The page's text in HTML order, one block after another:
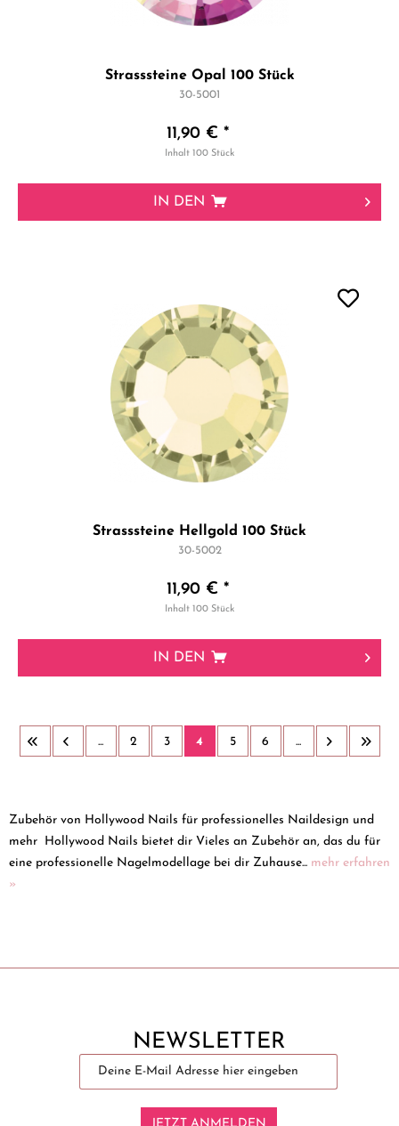
Strasssteine Opal 100 Stück
30-5001
11,90 € *
Inhalt100 Stück
IN DEN
Strasssteine Hellgold 100 Stück
30-5002
11,90 € *
Inhalt100 Stück
IN DEN
... 2 3 4 5 6 ...
Zubehör von Hollywood Nails für professionelles Naildesign und
mehr Hollywood Nails bietet dir Vieles an Zubehör an, das du für
eine professionelle Nagelmodellage bei dir Zuhause... mehr erfahren
»
NEWSLETTER